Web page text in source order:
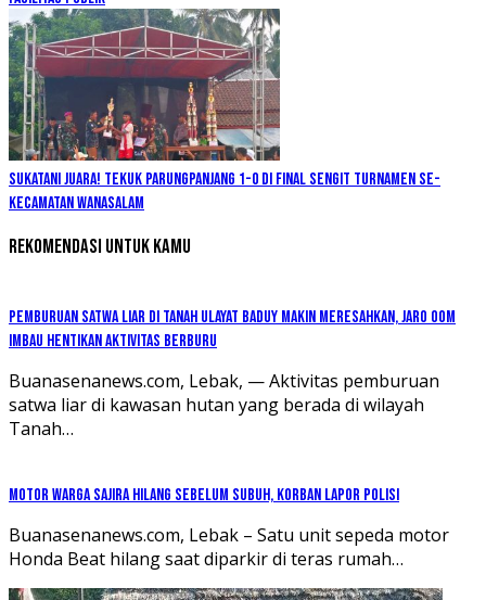
Sukatani Juara! Tekuk Parungpanjang 1-0 di Final Sengit Turnamen se-
Kecamatan Wanasalam
Rekomendasi untuk kamu
Pemburuan Satwa Liar di Tanah Ulayat Baduy Makin Meresahkan, Jaro Oom
Imbau Hentikan Aktivitas Berburu
Buanasenanews.com, Lebak, — Aktivitas pemburuan
satwa liar di kawasan hutan yang berada di wilayah
Tanah…
Motor Warga Sajira Hilang Sebelum Subuh, Korban Lapor Polisi
Buanasenanews.com, Lebak – Satu unit sepeda motor
Honda Beat hilang saat diparkir di teras rumah…